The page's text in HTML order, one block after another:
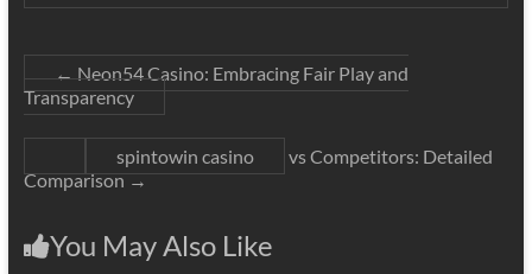
←Neon54 Casino: Embracing Fair Play and
Transparency
spintowin casino
vs Competitors: Detailed
Comparison→
You May Also Like